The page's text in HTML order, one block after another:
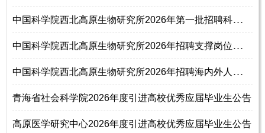
中
国科学院西北高原生物研究所2026年第一批招聘科研岗位人员启事
中
国科学院西北高原生物研究所2026年招聘支撑岗位人员启事
中
国科学院西北高原生物研究所2026年招聘海内外人才启事
青海省社会科学院2026年度引进高校优秀应届毕业生公告
高原医学研究中心2026年度引进高校优秀应届毕业生公告